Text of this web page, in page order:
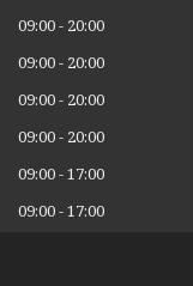
09:00
20:00
09:00
20:00
09:00
20:00
09:00
20:00
09:00 17:00
09:00 17:00